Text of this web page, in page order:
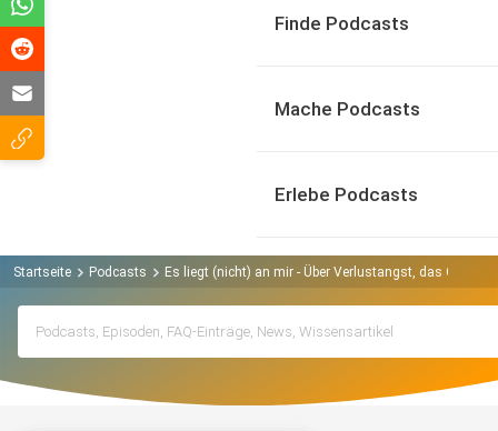
Finde Podcasts
Mache Podcasts
Erlebe Podcasts
Startseite Podcasts Es liegt (nicht) an mir - Über Verlustangst, das Gefühl